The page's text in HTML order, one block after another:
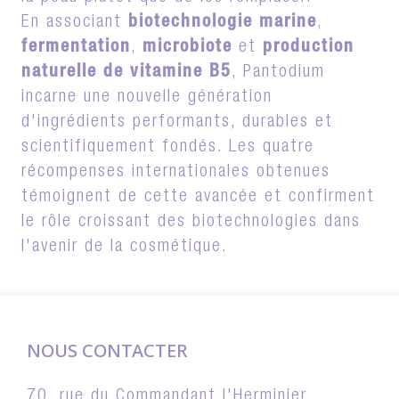
En associant biotechnologie marine,
fermentation, microbiote et
production
naturelle de vitamine B5, Pantodium
incarne une nouvelle génération
d'ingrédients performants, durables et
scientifiquement fondés. Les quatre
récompenses internationales obtenues
témoignent de cette avancée et confirment
le rôle croissant des biotechnologies dans
l'avenir de la cosmétique.
NOUS CONTACTER